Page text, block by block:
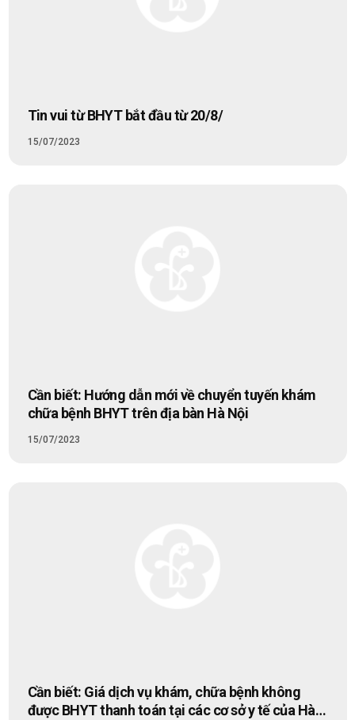
Tin vui từ BHYT bắt đầu từ 20/8/
15/07/2023
Cần biết: Hướng dẫn mới về chuyển tuyến khám
chữa bệnh BHYT trên địa bàn Hà Nội
15/07/2023
Cần biết: Giá dịch vụ khám, chữa bệnh không
được BHYT thanh toán tại các cơ sở y tế của Hà